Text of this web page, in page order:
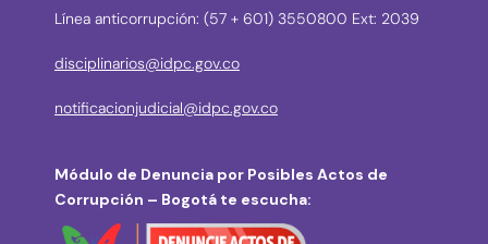
Línea anticorrupción: (57 + 601) 3550800 Ext: 2039
disciplinarios@idpc.gov.co
notificacionjudicial@idpc.gov.co
Módulo de Denuncia por Posibles Actos de
Corrupción – Bogotá te escucha: